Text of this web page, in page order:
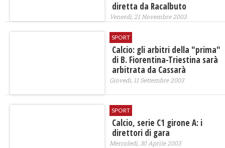
diretta da Racalbuto
Venerdì, 21 Novembre 2003
SPORT
Calcio: gli arbitri della "prima"
di B. Fiorentina-Triestina sarà
arbitrata da Cassarà
Giovedì, 11 Settembre 2003
SPORT
Calcio, serie C1 girone A: i
direttori di gara
Mercoledì, 30 Aprile 2003